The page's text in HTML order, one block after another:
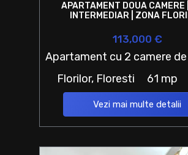
APARTAMENT DOUA CAMERE
INTERMEDIAR | ZONA
113,000 €
Apartament cu 2 camere
Florilor, Floresti
61 mp
Vezi mai multe detalii